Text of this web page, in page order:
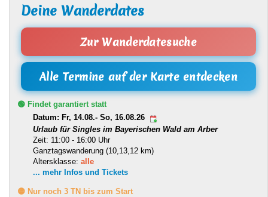
Deine Wanderdates
Zur Wanderdatesuche
Alle Termine auf der Karte entdecken
🟢 Findet garantiert statt
Datum: Fr, 14.08.- So, 16.08.26
Urlaub für Singles im Bayerischen Wald am Arber
Zeit: 11:00 - 16:00 Uhr
Ganztagswanderung (10,13,12 km)
Altersklasse: alle
... mehr Infos und Tickets
🟡 Nur noch 3 TN bis zum Start